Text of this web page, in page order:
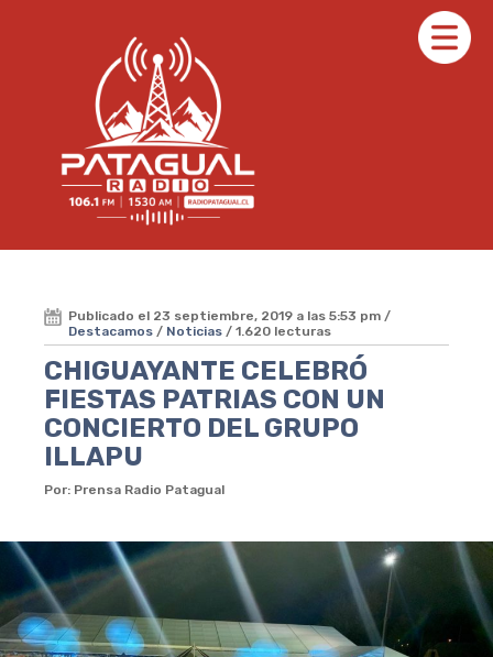
Publicado el 23 septiembre, 2019 a las 5:53 pm /
Destacamos / Noticias / 1.620 lecturas
CHIGUAYANTE CELEBRÓ
FIESTAS PATRIAS CON UN
CONCIERTO DEL GRUPO
ILLAPU
Por: Prensa Radio Patagual